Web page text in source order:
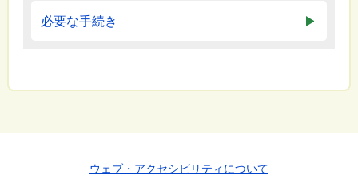
必要な手続き
ウェブ・アクセシビリティについて